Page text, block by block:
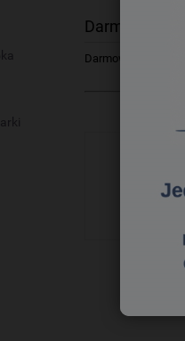
Darmowa
Darmowa dostawa